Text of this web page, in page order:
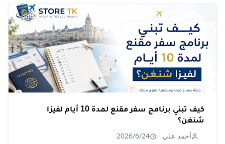
كيف تبني برنامج سفر مقنع لمدة 10 أيام لفيزا
شنغن؟
أحمد علي 2026/6/24